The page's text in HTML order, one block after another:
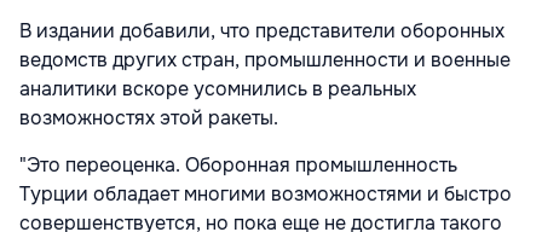
В издании добавили, что представители оборонных
ведомств других стран, промышленности и военные
аналитики вскоре усомнились в реальных
возможностях этой ракеты.
"Это переоценка. Оборонная промышленность
Турции обладает многими возможностями и быстро
совершенствуется, но пока еще не достигла такого